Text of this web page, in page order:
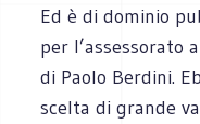
Ed è di dominio
per l’assessorato
di Paolo Berdini.
scelta di grande